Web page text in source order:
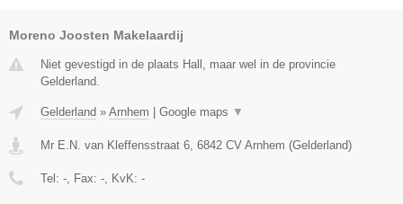
Moreno Joosten Makelaardij
Niet gevestigd in de plaats Hall, maar wel in de provincie
Gelderland.
Gelderland » Arnhem Google maps ▼
Mr E.N. van Kleffensstraat 6, 6842 CV Arnhem (Gelderland)
Tel: -, Fax: -, KvK: -